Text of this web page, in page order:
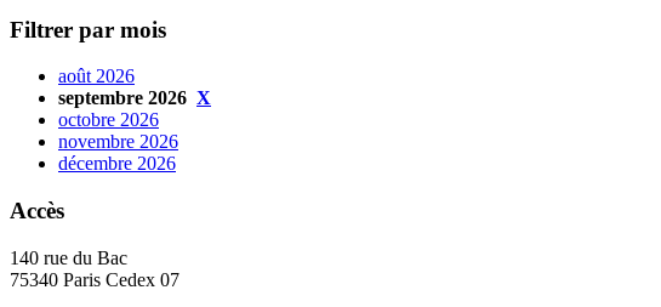
Filtrer par mois
août 2026
septembre 2026 X
octobre 2026
novembre 2026
décembre 2026
Accès
140 rue du Bac
75340 Paris Cedex 07